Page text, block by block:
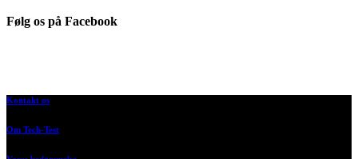
Følg os på Facebook
Kontakt os
Om Tech-Test